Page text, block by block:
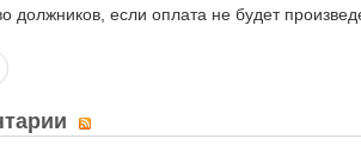
должников, если оплата не будет